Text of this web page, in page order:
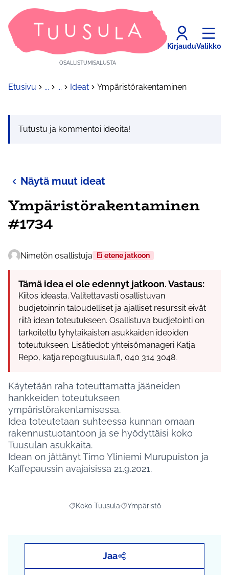
OSALLISTUMISALUSTA
KirjauduValikko
Etusivu ... ... Ideat Ympäristörakentaminen
Tutustu ja kommentoi ideoita!
Näytä muut ideat
Ympäristörakentaminen
#1734
Nimetön osallistuja Ei etene jatkoon
Tämä idea ei ole edennyt jatkoon. Vastaus:
Kiitos ideasta. Valitettavasti osallistuvan
budjetoinnin taloudelliset ja ajalliset resurssit eivät
riitä idean toteutukseen. Osallistuva budjetointi on
tarkoitettu lyhytaikaisten asukkaiden ideoiden
toteutukseen. Lisätiedot: yhteisömanageri Katja
Repo, katja.repo@tuusula.fi, 040 314 3048.
Käytetään raha toteuttamatta jääneiden
hankkeiden toteutukseen
ympäristörakentamisessa.
Idea toteutetaan suhteessa kunnan omaan
rakennustuotantoon ja se hyödyttäisi koko
Tuusulan asukkaita.
Idean on jättänyt Timo Yliniemi Murupuiston ja
Kaffepaussin avajaisissa 21.9.2021.
Rajaa tulokset aihepiirin mukaan: Koko Tuusula
Koko TuusulaRajaa tulokset teeman mukaan:
Ympäristö
Jaa